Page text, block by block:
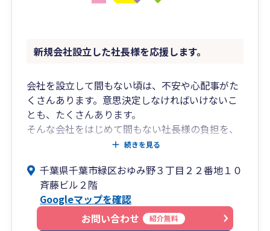
新規会社設立した社長様を応援します。
会社を設立して間もない頃は、不安や心配事がた
くさんあります。意思決定しなければいけないこ
とも、たくさんあります。
そんな会社をはじめて間もない社長様の負担を、
少しでも軽くしたいと考えています。
でサポートさせて頂くプランを用意しておりま
す。
是非一度お気軽にご連絡いただければと思いま
続きを見る
千葉県千葉市緑区おゆみ野３丁目２２番地１０
斉藤ビル２階
Googleマップを確認
お問い合わせ
紹介無料